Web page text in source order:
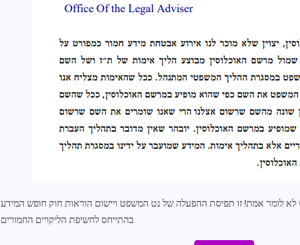
לומר אמת! זו תפיסת ההפעלה של נט המשפט ויישום הוראות חוק חופש המידע
בהתייחס לחשיפת הליקויים החמורים